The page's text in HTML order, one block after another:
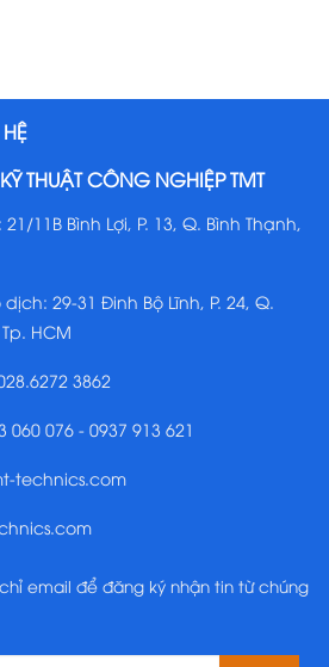
THUẬT CÔNG NGHIỆP TMT
11B Bình Lợi, P. 13, Q. Bình Thạnh,
29-31 Đinh Bộ Lĩnh, P. 24, Q.
HCM
3862
060 076 - 0937 913 621
technics.com
email để đăng ký nhận tin từ chúng